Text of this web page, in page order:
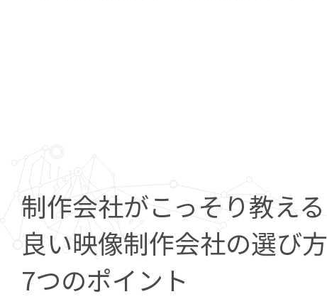
制作会社がこっそり教える
良い映像制作会社の選び方
7つのポイント